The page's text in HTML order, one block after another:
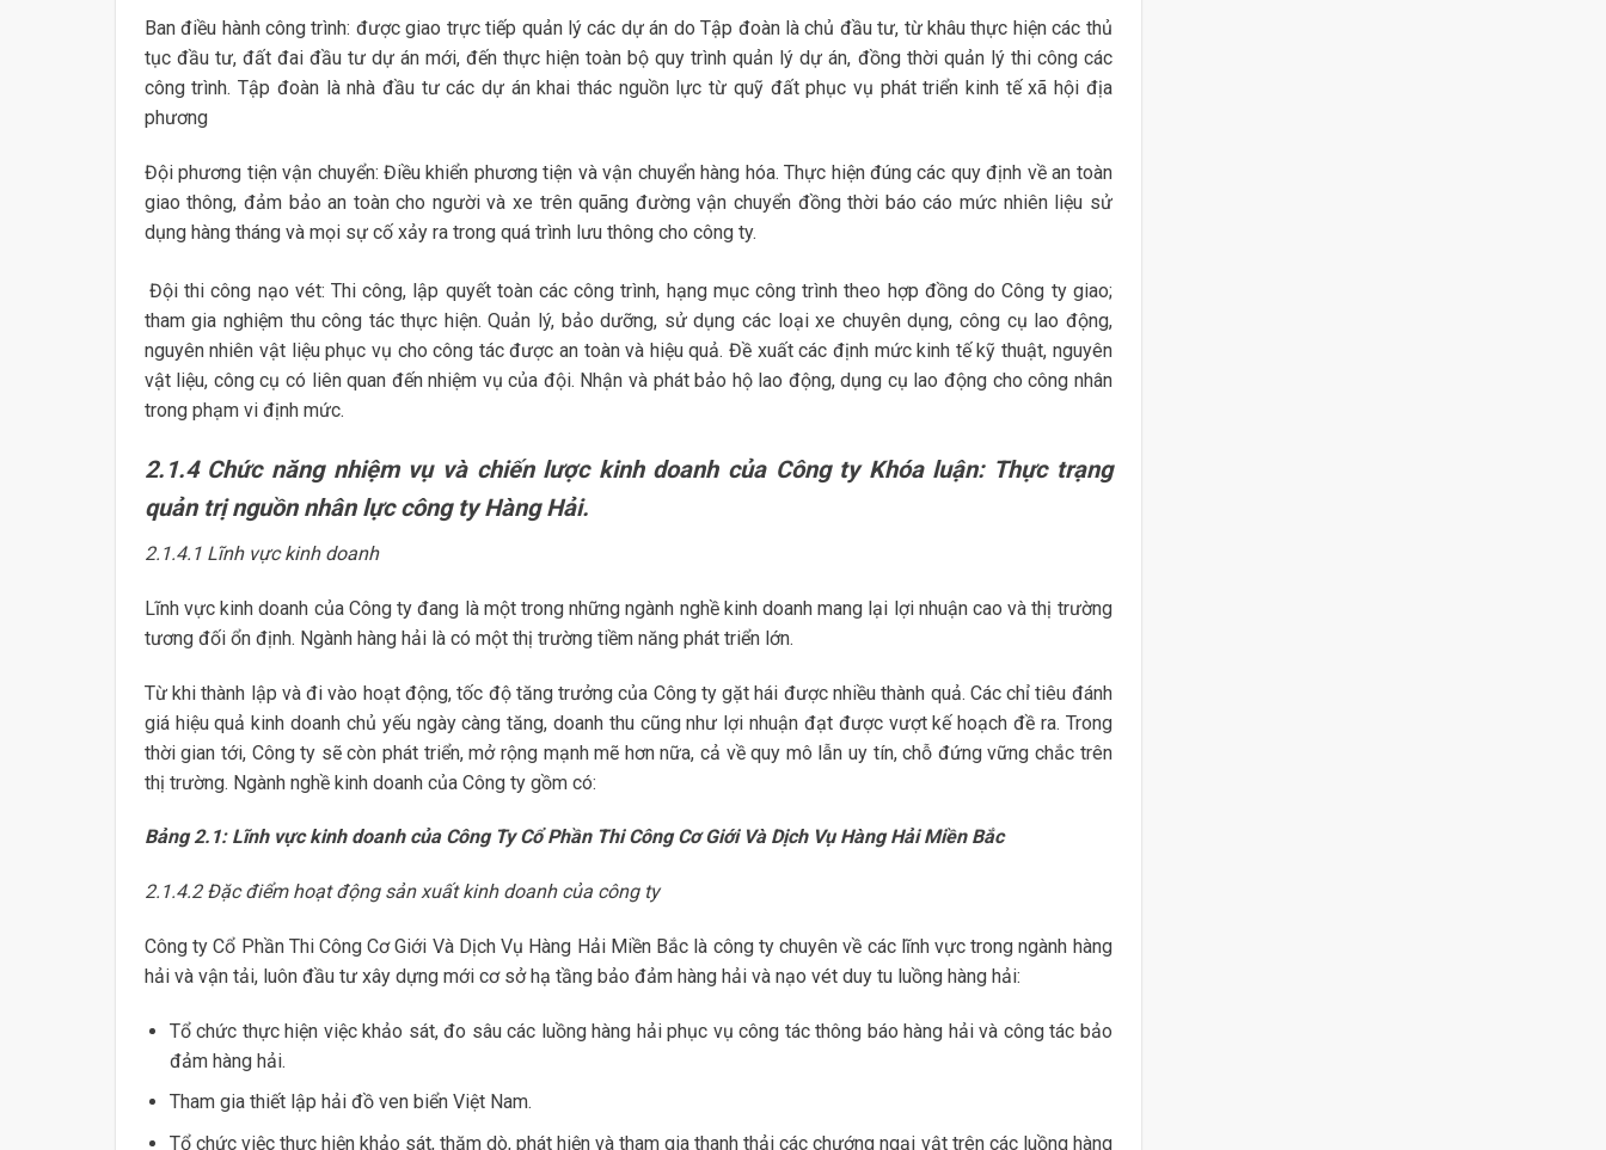
Ban điều hành công trình: được giao trực tiếp quản lý các dự án do Tập đoàn là chủ đầu tư, từ khâu thực hiện các thủ
tục đầu tư, đất đai đầu tư dự án mới, đến thực hiện toàn bộ quy trình quản lý dự án, đồng thời quản lý thi công các
công trình. Tập đoàn là nhà đầu tư các dự án khai thác nguồn lực từ quỹ đất phục vụ phát triển kinh tế xã hội địa
phương
Đội phương tiện vận chuyển: Điều khiển phương tiện và vận chuyển hàng hóa. Thực hiện đúng các quy định về an toàn
giao thông, đảm bảo an toàn cho người và xe trên quãng đường vận chuyển đồng thời báo cáo mức nhiên liệu sử
dụng hàng tháng và mọi sự cố xảy ra trong quá trình lưu thông cho công ty.
Đội thi công nạo vét: Thi công, lập quyết toàn các công trình, hạng mục công trình theo hợp đồng do Công ty giao;
tham gia nghiệm thu công tác thực hiện. Quản lý, bảo dưỡng, sử dụng các loại xe chuyên dụng, công cụ lao động,
nguyên nhiên vật liệu phục vụ cho công tác được an toàn và hiệu quả. Đề xuất các định mức kinh tế kỹ thuật, nguyên
vật liệu, công cụ có liên quan đến nhiệm vụ của đội. Nhận và phát bảo hộ lao động, dụng cụ lao động cho công nhân
trong phạm vi định mức.
2.1.4 Chức năng nhiệm vụ và chiến lược kinh doanh của Công ty Khóa luận: Thực trạng
quản trị nguồn nhân lực công ty Hàng Hải.
2.1.4.1 Lĩnh vực kinh doanh
Lĩnh vực kinh doanh của Công ty đang là một trong những ngành nghề kinh doanh mang lại lợi nhuận cao và thị trường
tương đối ổn định. Ngành hàng hải là có một thị trường tiềm năng phát triển lớn.
Từ khi thành lập và đi vào hoạt động, tốc độ tăng trưởng của Công ty gặt hái được nhiều thành quả. Các chỉ tiêu đánh
giá hiệu quả kinh doanh chủ yếu ngày càng tăng, doanh thu cũng như lợi nhuận đạt được vượt kế hoạch đề ra. Trong
thời gian tới, Công ty sẽ còn phát triển, mở rộng mạnh mẽ hơn nữa, cả về quy mô lẫn uy tín, chỗ đứng vững chắc trên
thị trường. Ngành nghề kinh doanh của Công ty gồm có:
Bảng 2.1: Lĩnh vực kinh doanh của Công Ty Cổ Phần Thi Công Cơ Giới Và Dịch Vụ Hàng Hải Miền Bắc
2.1.4.2 Đặc điểm hoạt động sản xuất kinh doanh của công ty
Công ty Cổ Phần Thi Công Cơ Giới Và Dịch Vụ Hàng Hải Miền Bắc là công ty chuyên về các lĩnh vực trong ngành hàng
hải và vận tải, luôn đầu tư xây dựng mới cơ sở hạ tầng bảo đảm hàng hải và nạo vét duy tu luồng hàng hải:
Tổ chức thực hiện việc khảo sát, đo sâu các luồng hàng hải phục vụ công tác thông báo hàng hải và công tác bảo
đảm hàng hải.
Tham gia thiết lập hải đồ ven biển Việt Nam.
Tổ chức việc thực hiện khảo sát, thăm dò, phát hiện và tham gia thanh thải các chướng ngại vật trên các luồng hàng